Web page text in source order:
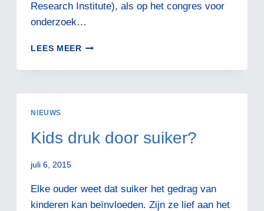
Research Institute), als op het congres voor
onderzoek…
LEES MEERHOE
ULTRAHOGE
NIEUWS
Kids druk door suiker?
juli 6, 2015
Elke ouder weet dat suiker het gedrag van
kinderen kan beïnvloeden. Zijn ze lief aan het